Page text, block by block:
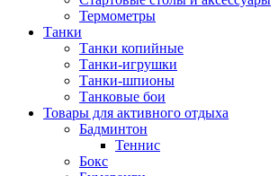
Термометры
Танки
Танки копийные
Танки-игрушки
Танки-шпионы
Танковые бои
Товары для активного отдыха
Бадминтон
Теннис
Бокс